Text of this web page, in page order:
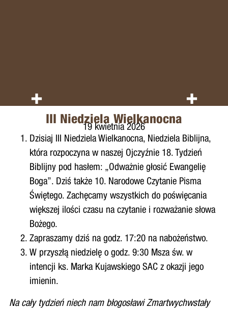
+ +
III Niedziela Wielkanocna
19 kwietnia 2026
Dzisiaj III Niedziela Wielkanocna, Niedziela Biblijna,
która rozpoczyna w naszej Ojczyźnie 18. Tydzień
Biblijny pod hasłem: „Odważnie głosić Ewangelię
Boga”. Dziś także 10. Narodowe Czytanie Pisma
Świętego. Zachęcamy wszystkich do poświęcania
większej ilości czasu na czytanie i rozważanie słowa
Bożego.
Zapraszamy dziś na godz. 17:20 na nabożeństwo.
W przyszłą niedzielę o godz. 9:30 Msza św. w
intencji ks. Marka Kujawskiego SAC z okazji jego
imienin.
Na cały tydzień niech nam błogosławi Zmartwychwstały